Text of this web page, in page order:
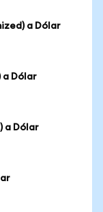
a Dólar
a Dólar
a Dólar